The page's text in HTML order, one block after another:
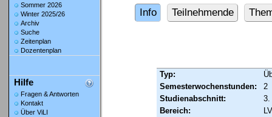
Sommer 2026
Winter 2025/26
Archiv
Suche
Zeitenplan
Dozentenplan
Hilfe
Fragen & Antworten
Kontakt
Über ViLI
Info Teilnehmende
Typ:
Semesterwochenstunden:
2
Studienabschnitt:
3.
Bereich: